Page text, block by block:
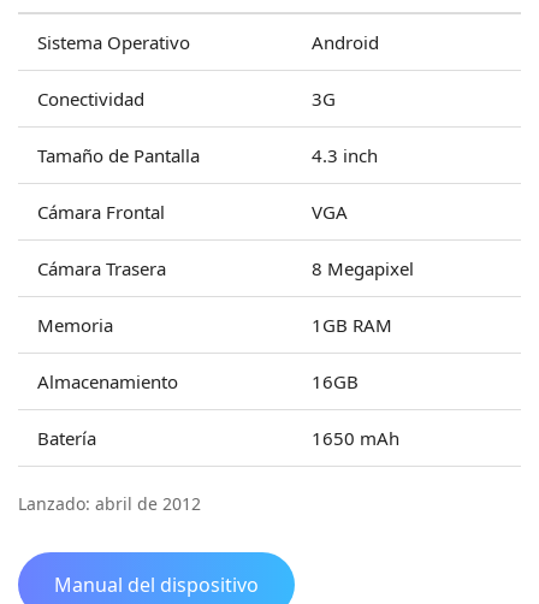
Sistema Operativo Android
Conectividad 3G
Tamaño de Pantalla 4.3 inch
Cámara Frontal VGA
Cámara Trasera 8 Megapixel
Memoria 1GB RAM
Almacenamiento 16GB
Batería 1650 mAh
Lanzado: abril de 2012
Manual del dispositivo